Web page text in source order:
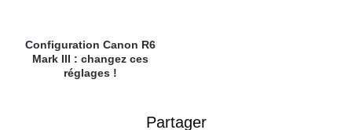
Configuration Canon R6
Mark III : changez ces
réglages !
Partager